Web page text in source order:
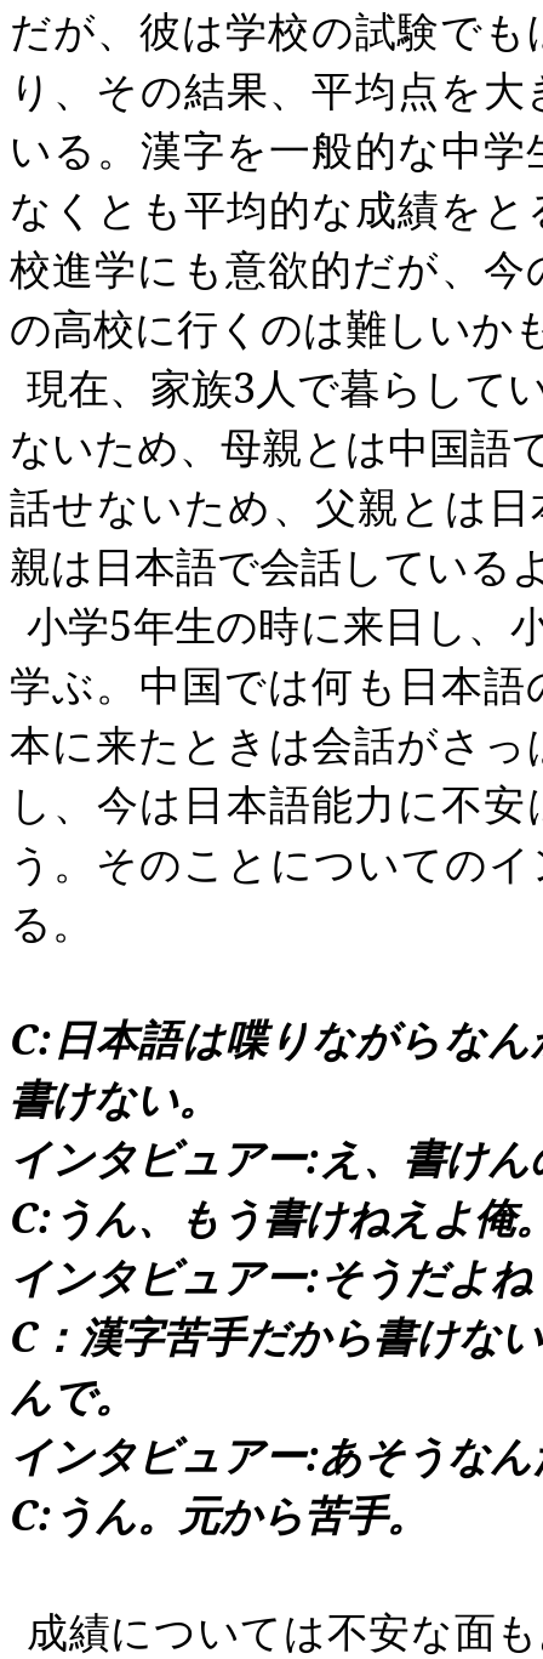
だが、彼は学校の試験で
り、その結果、平均点を
いる。漢字を一般的な中
なくとも平均的な成績を
校進学にも意欲的だが、
の高校に行くのは難しいか
現在、家族3人で暮らして
ないため、母親とは中国語
話せないため、父親とは
親は日本語で会話している
小学5年生の時に来日し、
学ぶ。中国では何も日本
本に来たときは会話がさ
し、今は日本語能力に不
う。そのことについての
る。
C:日本語は喋りながらな
書けない。
インタビュアー:え、書け
C:うん、もう書けねえよ俺
インタビュアー:そうだよ
C：漢字苦手だから書けな
んで。
インタビュアー:あそうな
C:うん。元から苦手。
成績については不安な面